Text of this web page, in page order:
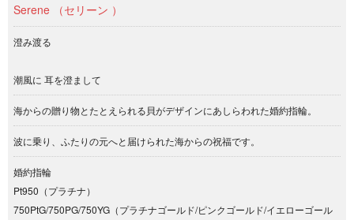
Serene （セリーン ）
澄み渡る
潮風に 耳を澄まして
海からの贈り物とたとえられる貝がデザインにあしらわれた婚約指輪。
波に乗り、ふたりの元へと届けられた海からの祝福です。
婚約指輪
Pt950（プラチナ）
750PtG/750PG/750YG（プラチナゴールド/ピンクゴールド/イエローゴール